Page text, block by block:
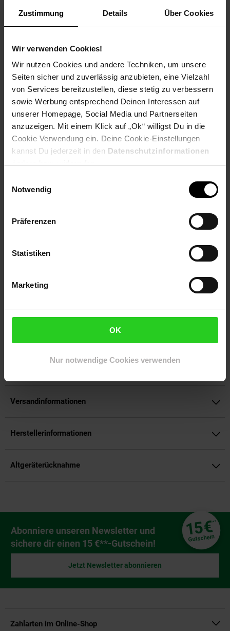
Zustimmung Details Über Cookies
Wir verwenden Cookies!
Wir nutzen Cookies und andere Techniken, um unsere
Seiten sicher und zuverlässig anzubieten, eine Vielzahl
von Services bereitzustellen, diese stetig zu verbessern
sowie Werbung entsprechend Deinen Interessen auf
unserer Homepage, Social Media und Partnerseiten
anzuzeigen. Mit einem Klick auf „Ok“ willigst Du in die
Cookie Verwendung ein. Deine Cookie-Einstellungen
kannst Du jederzeit in den Datenschutzinformationen
Notwendig
Präferenzen
Statistiken
Marketing
OK
Nur notwendige Cookies verwenden
Produktbeschreibung
Ausgestattet mit einem Teleskopsaugrohr und einer am
Zubehörhalter befestigten Fugen- und polsterdüse ist der
netzbetriebene Hand- und Stielsauger Starky Pro | HS 300 ein
handhabungsfreundlicher Helfer im Haushalt und im Büro.
Dank des abnehmbaren Saugteils können auch die kleinsten
Fugen gereinigt werden
Vielseitig:
zugleich, der mit wenigen Handgriffen zu einem Polster- oder
Tischsauger umgerüstet werden kann.
Ergonomischer Handgriff, Teleskop-Edelstahlrohr mit
Leistungsstark:
700 Watt ECO-Power-Motorleistung und 2 Leistungsstufen.
Zubehör:
Umschaltbare Bodensaugdüse, Fugendüse und Polsterdüse.
EAN: 4002780009248
Versandinformationen
Herstellerinformationen
Altgeräterücknahme
Newsletter Anmeldung
Abonniere unseren Newsletter und
sichere dir einen 15 €**-Gutschein!
15€**
Gutschein
Jetzt Newsletter abonnieren
Zahlarten im Online-Shop